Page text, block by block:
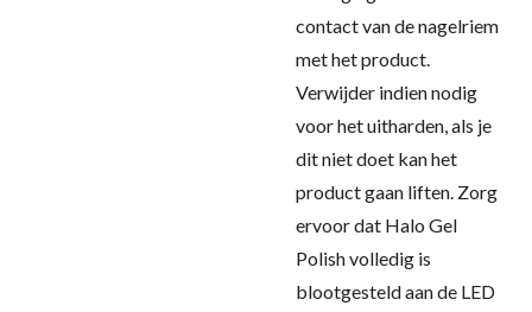
contact van de nagelriem
met het product.
Verwijder indien nodig
voor het uitharden, als je
dit niet doet kan het
product gaan liften. Zorg
ervoor dat Halo Gel
Polish volledig is
blootgesteld aan de LED